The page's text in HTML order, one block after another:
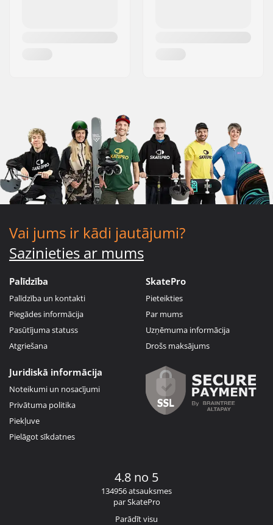
Vai jums ir kādi jautājumi?
Sazinieties ar mums
Palīdzība
Palīdzība un kontakti
Piegādes informācija
Pasūtījuma statuss
Atgriešana
SkatePro
Pieteikties
Par mums
Uzņēmuma informācija
Drošs maksājums
Juridiskā informācija
Noteikumi un nosacījumi
Privātuma politika
Piekļuve
Pielāgot sīkdatnes
4.8 no 5
134956 atsauksmes
par SkatePro
Parādīt visu